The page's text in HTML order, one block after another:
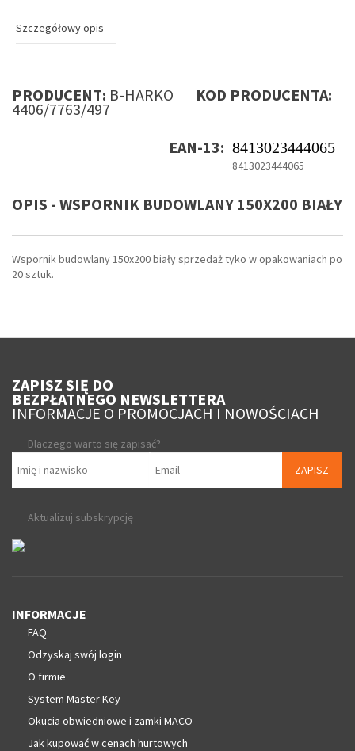
Szczegółowy opis
PRODUCENT: B-HARKO KOD PRODUCENTA:
4406/7763/497
EAN-13: 8413023444065
8413023444065
OPIS - WSPORNIK BUDOWLANY 150X200 BIAŁY
Wspornik budowlany 150x200 biały sprzedaż tyko w opakowaniach po
20 sztuk.
ZAPISZ SIĘ DO
BEZPŁATNEGO NEWSLETTERA
INFORMACJE O PROMOCJACH I NOWOŚCIACH
Dlaczego warto się zapisać?
ZAPISZ
Aktualizuj subskrypcję
INFORMACJE
FAQ
Odzyskaj swój login
O firmie
System Master Key
Okucia obwiedniowe i zamki MACO
Jak kupować w cenach hurtowych